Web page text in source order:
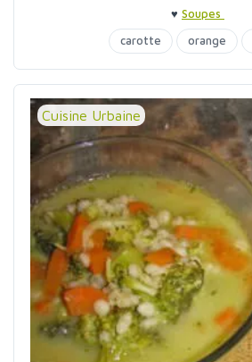
♥ Soupes
carotte
orange
Cuisine Urbaine